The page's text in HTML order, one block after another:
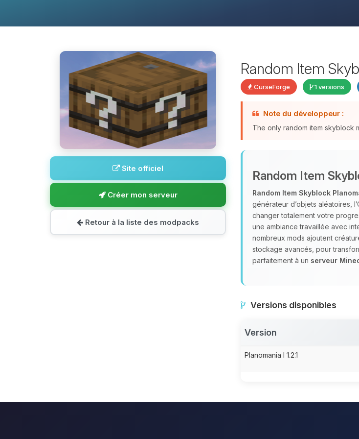
Site officiel
Créer mon serveur
Retour à la liste des modpacks
Random Item
CurseForge 1 versions
Note du développeur :
The only random item skyblock
Random Item
Random Item Skyblock
générateur d’objets aléatoires,
changer totalement votre
une ambiance travaillée avec
nombreux mods ajoutent
stockage avancés, pour
parfaitement à un serveur
Versions disponibles
Version
Planomania I 1.2.1